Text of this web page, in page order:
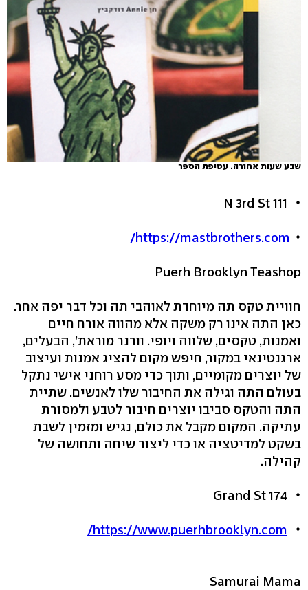
שבע שעות אחורה. עטיפת הספר
https://mastbrothers.com/
Puerh Brooklyn Teashop
חוויית טקס תה מיוחדת לאוהבי תה וכל דבר יפה אחר.
כאן התה אינו רק משקה אלא מהווה אורח חיים
ואמנות, טקסים, שלווה ויופי. וורנר מוראת’, הבעלים,
ארגנטינאי במקור, חיפש מקום להציג אמנות ועיצוב
של יוצרים מקומיים, ותוך כדי מסע רוחני אישי נתקל
בעולם התה וגילה את החיבור שלו לאנשים. שתיית
התה והטקס סביבו יוצרים חיבור לטבע ולמסורת
עתיקה. המקום מקבל את כולם, נגיש ומזמין לשבת
בשקט למדיטציה או כדי ליצור שיחה ותחושה של
קהילה.
https://www.puerhbrooklyn.com/
Samurai Mama